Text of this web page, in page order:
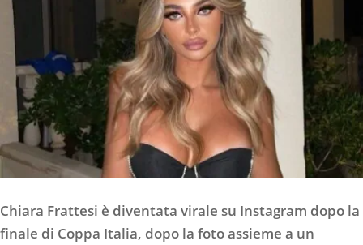
Chiara Frattesi è diventata virale su Instagram dopo la
finale di Coppa Italia, dopo la foto assieme a un